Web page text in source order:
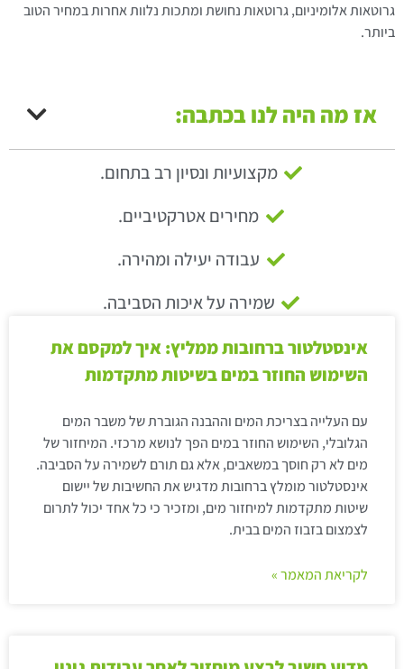
גרוטאות אלומיניום, גרוטאות נחושת ומתכות נלוות אחרות במחיר הטוב
ביותר.
אז מה היה לנו בכתבה:
מקצועיות ונסיון רב בתחום.
מחירים אטרקטיביים.
עבודה יעילה ומהירה.
שמירה על איכות הסביבה.
אינסטלטור ברחובות ממליץ: איך למקסם את
השימוש החוזר במים בשיטות מתקדמות
עם העלייה בצריכת המים וההבנה הגוברת של משבר המים
הגלובלי, השימוש החוזר במים הפך לנושא מרכזי. המיחזור של
מים לא רק חוסך במשאבים, אלא גם תורם לשמירה על הסביבה.
אינסטלטור מומלץ ברחובות מדגיש את החשיבות של יישום
שיטות מתקדמות למיחזור מים, ומזכיר כי כל אחד יכול לתרום
לצמצום בזבוז המים בבית.
לקריאת המאמר »